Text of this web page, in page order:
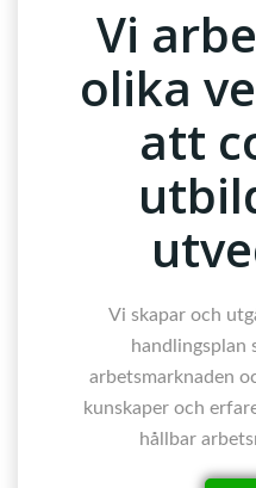
Vi
olika
att
Vi skapar och
handlingsplan
arbetsmarknaden
kunskaper och
hållbar